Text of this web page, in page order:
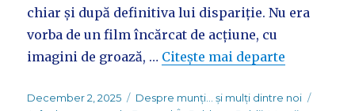
chiar și după definitiva lui dispariție. Nu era
vorba de un film încărcat de acțiune, cu
imagini de groază, … Citește mai departe
Posted
December 2, 2025 Categories
Despre munți... și mulți dintre noi